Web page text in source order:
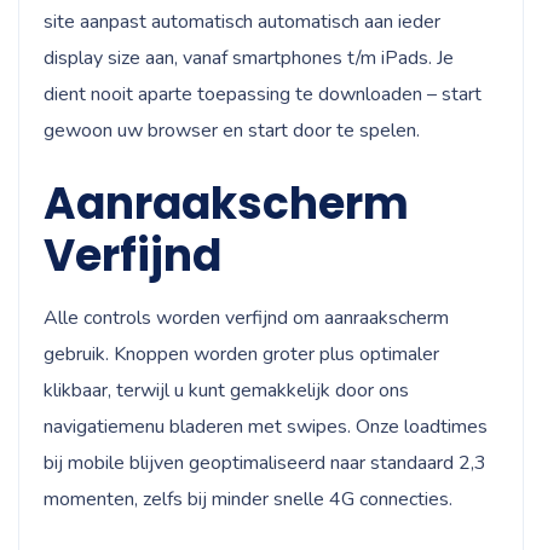
site aanpast automatisch automatisch aan ieder
display size aan, vanaf smartphones t/m iPads. Je
dient nooit aparte toepassing te downloaden – start
gewoon uw browser en start door te spelen.
Aanraakscherm
Verfijnd
Alle controls worden verfijnd om aanraakscherm
gebruik. Knoppen worden groter plus optimaler
klikbaar, terwijl u kunt gemakkelijk door ons
navigatiemenu bladeren met swipes. Onze loadtimes
bij mobile blijven geoptimaliseerd naar standaard 2,3
momenten, zelfs bij minder snelle 4G connecties.